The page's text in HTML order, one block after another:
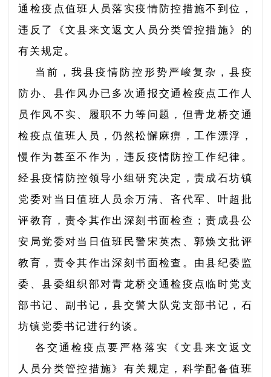
通检疫点值班人员落实疫情防控措施不到位，
违反了《文县来文返文人员分类管控措施》的
有关规定。
当前，我县疫情防控形势严峻复杂，县疫
防办、县作风办已多次通报交通检疫点工作人
员作风不实、履职不力等问题，但青龙桥交通
检疫点值班人员，仍然松懈麻痹，工作漂浮，
慢作为甚至不作为，违反疫情防控工作纪律。
经县疫情防控领导小组研究决定，责成石坊镇
党委对当日值班人员余万清、吝代军、叶超批
评教育，责令其作出深刻书面检查；责成县公
安局党委对当日值班民警宋英杰、郭焕文批评
教育，责令其作出深刻书面检查。由县纪委监
委、县委组织部对青龙桥交通检疫点临时党支
部书记、副书记，县交警大队党支部书记，石
坊镇党委书记进行约谈。
各交通检疫点要严格落实《文县来文返文
人员分类管控措施》有关规定，科学配备值班